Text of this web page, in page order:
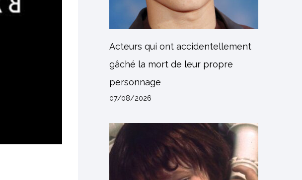
Acteurs qui ont accidentellement
gâché la mort de leur propre
personnage
07/08/2026